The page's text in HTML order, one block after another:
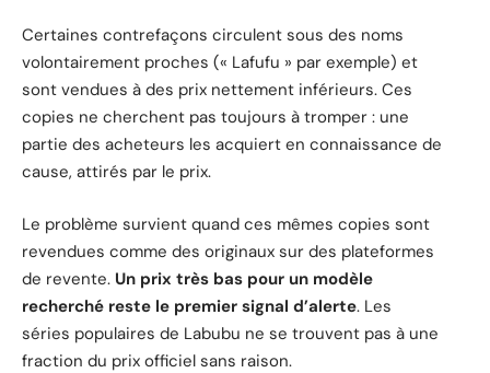
Certaines contrefaçons circulent sous des noms
volontairement proches (« Lafufu » par exemple) et
sont vendues à des prix nettement inférieurs. Ces
copies ne cherchent pas toujours à tromper : une
partie des acheteurs les acquiert en connaissance de
cause, attirés par le prix.
Le problème survient quand ces mêmes copies sont
revendues comme des originaux sur des plateformes
de revente. Un prix très bas pour un modèle
recherché reste le premier signal d’alerte. Les
séries populaires de Labubu ne se trouvent pas à une
fraction du prix officiel sans raison.